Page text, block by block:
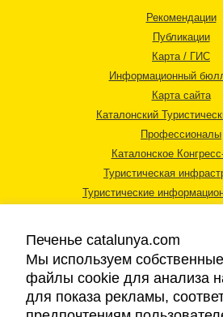
Рекомендации
Публикации
Карта / ГИС
Информационный
Карта сайта
Каталонский
Профессионалы
Каталонское
Туристическая
Туристические
Правовая
Печенье catalunya.com
Мы используем
файлы cookie для анализа
для показа рекламы,